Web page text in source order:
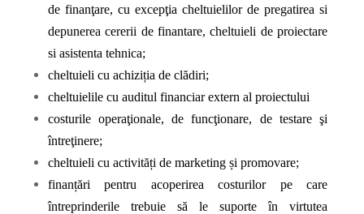
de finanţare, cu excepţia cheltuielilor de pregatirea si
depunerea cererii de finantare, cheltuieli de proiectare
si asistenta tehnica;
cheltuieli cu achiziția de clădiri;
cheltuielile cu auditul financiar extern al proiectului
costurile operaţionale, de funcţionare, de testare şi
întreţinere;
cheltuieli cu activități de marketing și promovare;
finanțări pentru acoperirea costurilor pe care
întreprinderile trebuie să le suporte în virtutea